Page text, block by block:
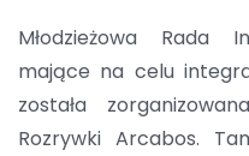
Młodzieżowa Rada
mające na celu
została
Rozrywki Arcabos.